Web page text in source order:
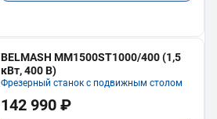
BELMASH MM1500ST1000/400 (1,5
кВт, 400 В)
Фрезерный станок с подвижным столом
142 990 ₽